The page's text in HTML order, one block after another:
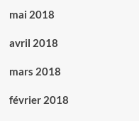
mai 2018
avril 2018
mars 2018
février 2018